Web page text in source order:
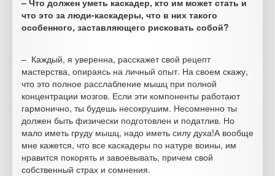
– Что должен уметь каскадер, кто им может стать и
что это за люди-каскадеры, что в них такого
особенного, заставляющего рисковать собой?
– Каждый, я уверенна, расскажет свой рецепт
мастерства, опираясь на личный опыт. На своем скажу,
что это полное расслабление мышц при полной
концентрации мозгов. Если эти компоненты работают
гармонично, ты будешь несокрушим. Несомненно ты
должен быть физически подготовлен и податлив. Но
мало иметь груду мышц, надо иметь силу духа!А вообще
мне кажется, что все каскадеры по натуре воины, им
нравится покорять и завоевывать, причем свой
собственный страх и сомнения.